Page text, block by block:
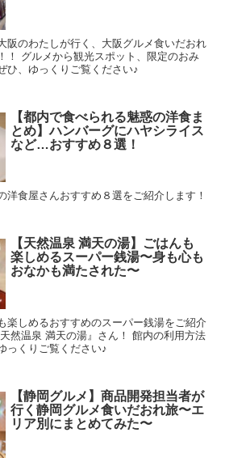
阪のわたしが行く、大阪グルメ食いだおれ
！ グルメから観光スポット、限定のおみ
ひ、ゆっくりご覧ください♪
【都内で食べられる魅惑の洋食ま
とめ】ハンバーグにハヤシライス
など…おすすめ８選！
洋食屋さんおすすめ８選をご紹介します！
【天然温泉 満天の湯】ごはんも
楽しめるスーパー銭湯〜身も心も
おなかも満たされた〜
楽しめるおすすめのスーパー銭湯をご紹介
然温泉 満天の湯』さん！ 館内の利用方法
っくりご覧ください♪
【静岡グルメ】商品開発担当者が
行く静岡グルメ食いだおれ旅〜エ
リア別にまとめてみた〜